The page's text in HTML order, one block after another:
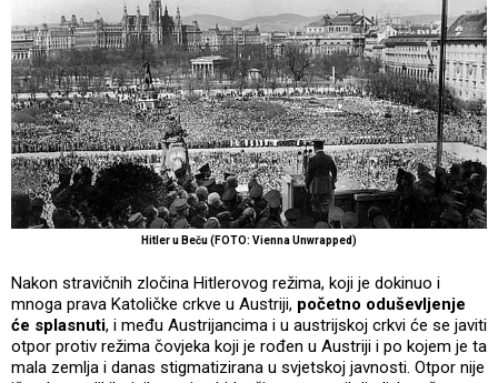
Hitler u Beču (FOTO: Vienna Unwrapped)
Nakon stravičnih zločina Hitlerovog režima, koji je dokinuo i
mnoga prava Katoličke crkve u Austriji, početno oduševljenje
će splasnuti, i među Austrijancima i u austrijskoj crkvi će se javiti
otpor protiv režima čovjeka koji je rođen u Austriji i po kojem je ta
mala zemlja i danas stigmatizirana u svjetskoj javnosti. Otpor nije